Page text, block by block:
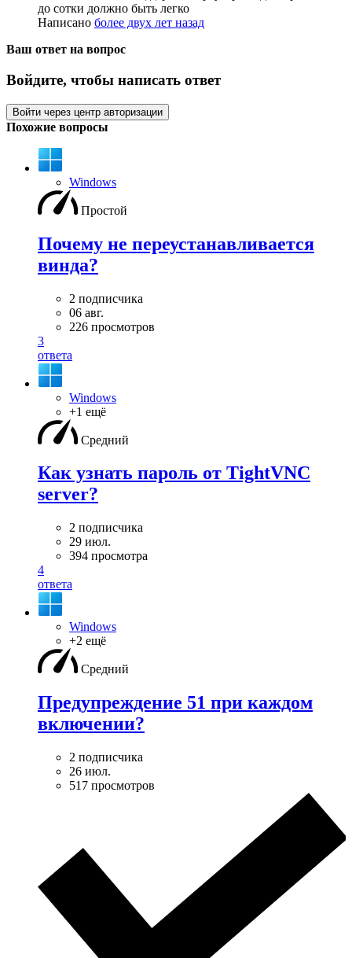
до сотки должно быть легко
Написано более двух лет назад
Ваш ответ на вопрос
Войдите, чтобы написать ответ
Войти через центр авторизации
Похожие вопросы
Windows
Простой
Почему не переустанавливается
винда?
2 подписчика
06 авг.
226 просмотров
3
ответа
Windows
+1 ещё
Средний
Как узнать пароль от TightVNC
server?
2 подписчика
29 июл.
394 просмотра
4
ответа
Windows
+2 ещё
Средний
Предупреждение 51 при каждом
включении?
2 подписчика
26 июл.
517 просмотров